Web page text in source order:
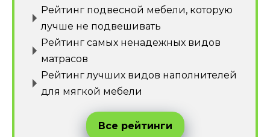
Рейтинг подвесной мебели, которую
лучше не подвешивать
Рейтинг самых ненадежных видов
матрасов
Рейтинг лучших видов наполнителей
для мягкой мебели
Все рейтинги